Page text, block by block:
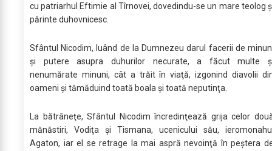
cu patriarhul Eftimie al Tîrnovei, dovedindu-se un mare teolog
părinte duhovnicesc.
Sfântul Nicodim, luând de la Dumnezeu darul facerii de
şi putere asupra duhurilor necurate, a făcut multe
nenumărate minuni, cât a trăit în viaţă, izgonind diavolii
oameni şi tămăduind toată boala şi toată neputinţa.
La bătrâneţe, Sfântul Nicodim încredinţează grija celor
mănăstiri, Vodiţa şi Tismana, ucenicului său,
Agaton, iar el se retrage la mai aspră nevoinţă în peştera